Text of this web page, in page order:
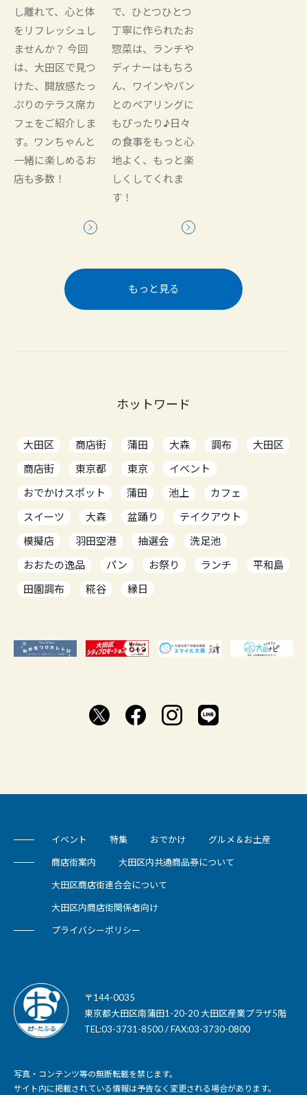
し離れて、心と体
をリフレッシュし
ませんか？ 今回
は、大田区で見つ
けた、開放感たっ
ぷりのテラス席カ
フェをご紹介しま
す。ワンちゃんと
一緒に楽しめるお
店も多数！
で、ひとつひとつ
丁寧に作られたお
惣菜は、ランチや
ディナーはもちろ
ん、ワインやパン
とのペアリングに
もぴったり♪日々
の食事をもっと心
地よく、もっと楽
しくしてくれま
す！
もっと見る
ホットワード
大田区 商店街 蒲田 大森 調布
大田区
商店街
東京都 東京
イベント
おでかけスポット
蒲田 池上
カフェ
スイーツ
大森 盆踊り
テイクアウト
模擬店
羽田空港 抽選会
洗足池
おおたの逸品
パン お祭り ランチ
平和島
田園調布
糀谷 縁日
イベント 特集 おでかけ グルメ＆お土産
商店街案内 大田区内共通商品券について
大田区商店街連合会について
大田区内商店街関係者向け
プライバシーポリシー
〒144-0035
東京都大田区南蒲田1-20-20 大田区産業プラザ5階
TEL:03-3731-8500 / FAX:03-3730-0800
写真・コンテンツ等の無断転載を禁じます。
サイト内に掲載されている情報は予告なく変更される場合があります。